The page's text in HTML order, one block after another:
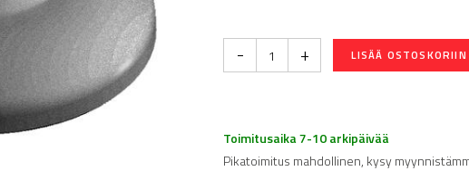
- + LISÄÄ OSTOSKORIIN
Toimitusaika 7-10 arkipäivää
Pikatoimitus mahdollinen, kysy